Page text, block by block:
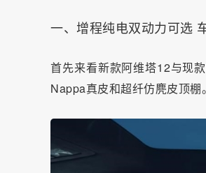
一、增程纯电双动力可选
首先来看新款阿维塔12与现
Nappa真皮和超纤仿麂皮顶棚。